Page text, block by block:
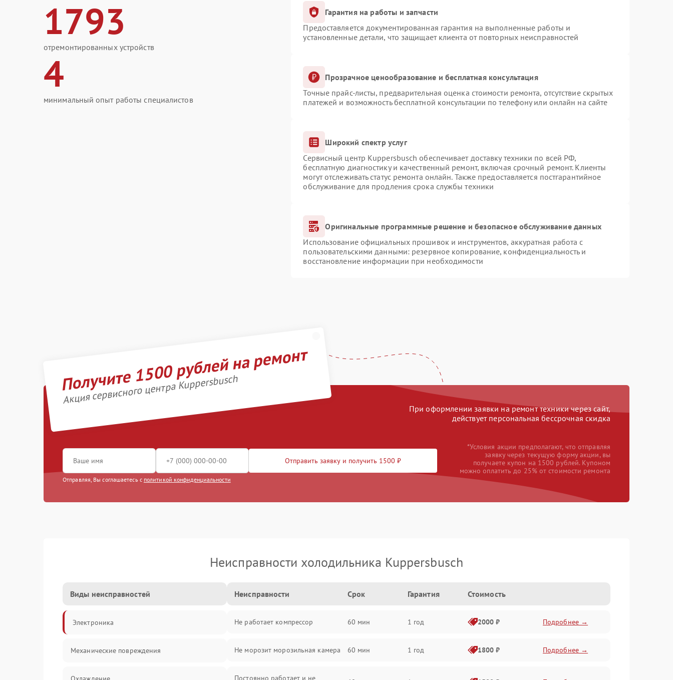
1793
отремонтированных устройств
4
минимальный опыт работы специалистов
Гарантия на работы и запчасти
Предоставляется документированная гарантия на выполненные работы и
установленные детали, что защищает клиента от повторных неисправностей
Прозрачное ценообразование и бесплатная консультация
Точные прайс-листы, предварительная оценка стоимости ремонта, отсутствие скрытых
платежей и возможность бесплатной консультации по телефону или онлайн на сайте
Широкий спектр услуг
Сервисный центр Kuppersbusch обеспечивает доставку техники по всей РФ,
бесплатную диагностику и качественный ремонт, включая срочный ремонт. Клиенты
могут отслеживать статус ремонта онлайн. Также предоставляется постгарантийное
обслуживание для продления срока службы техники
Оригинальные программные решение и безопасное обслуживание данных
Использование официальных прошивок и инструментов, аккуратная работа с
пользовательскими данными: резервное копирование, конфиденциальность и
восстановление информации при необходимости
Получите 1500 рублей на ремонт
Акция сервисного центра Kuppersbusch
При оформлении заявки на ремонт техники через сайт,
действует персональная бессрочная скидка
Отправить заявку и получить 1500 ₽
Отправляя, Вы соглашаетесь с политикой конфиденциальности
*Условия акции предполагают, что отправляя
заявку через текущую форму акции, вы
получаете купон на 1500 рублей. Купоном
можно оплатить до 25% от стоимости ремонта
Неисправности холодильника Kuppersbusch
Виды неисправностей
Электроника
Механические повреждения
Неисправности Срок Гарантия Стоимость
Не работает компрессор 60 мин 1 год 2000 ₽ Подробнее →
Не морозит морозильная камера 60 мин 1 год 1800 ₽ Подробнее →
Постоянно работает и не